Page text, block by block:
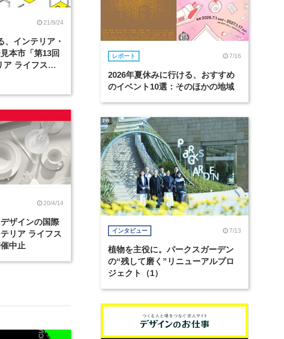
21/9/24
、インテリア・
本市「第13回
ア ライフスタ
20/4/14
ザインの国際
リア ライフス
中止
レポート 7/16
2026年夏休みに行ける、おすすめ
のイベント10選：そのほかの地域
インタビュー 7/13
植物を主役に。パークスガーデン
の“残して磨く”リニューアルプロ
ジェクト（1）
PR